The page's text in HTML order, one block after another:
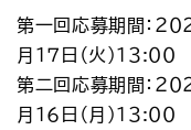
第一回応募期間：２０
月１７日（火）１３:００
第二回応募期間：２０
月１６日（月）１３:００